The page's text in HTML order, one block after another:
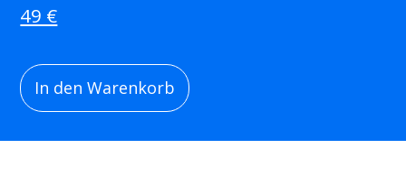
49 €
In den Warenkorb